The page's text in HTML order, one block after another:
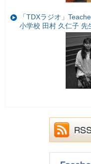
「TDXラジオ」
小学校 田村 久仁子 先